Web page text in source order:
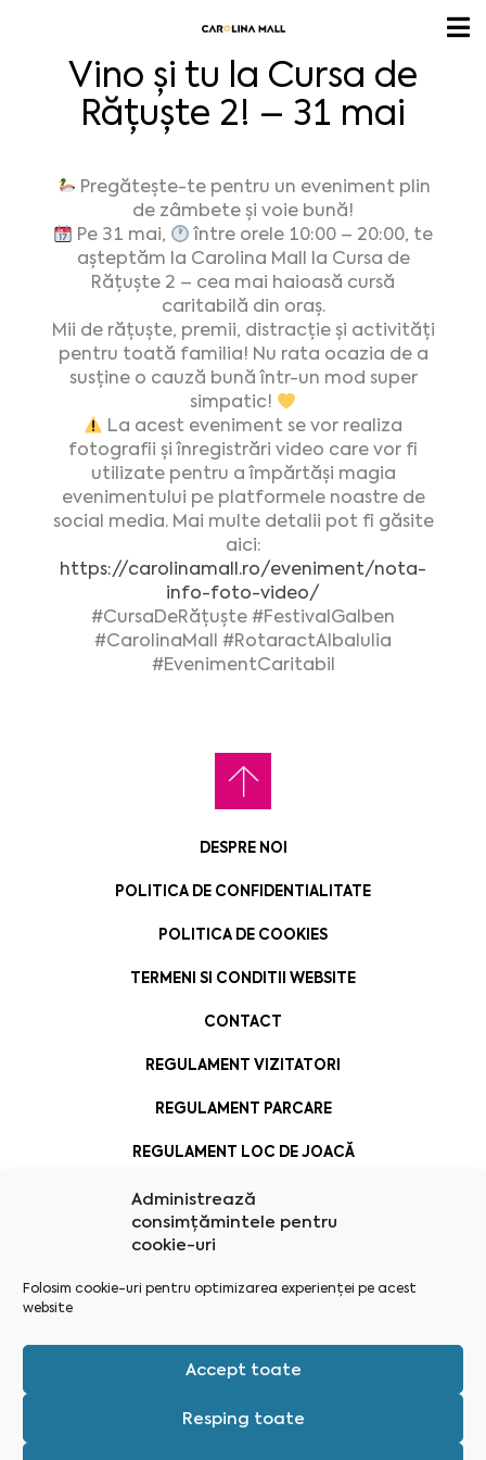
Administrează
consimțămintele pentru
cookie-uri
Folosim cookie-uri pentru optimizarea experienței pe acest
website
Accept toate
Resping toate
Vino și tu la Cursa de
Rățuște 2! – 31 mai
Pregătește-te pentru un eveniment plin
de zâmbete și voie bună!
Pe 31 mai,
între orele 10:00 – 20:00, te
așteptăm la Carolina Mall la Cursa de
Rățuște 2 – cea mai haioasă cursă
caritabilă din oraș.
Mii de rățuște, premii, distracție și activități
pentru toată familia! Nu rata ocazia de a
susține o cauză bună într-un mod super
simpatic!
La acest eveniment se vor realiza
fotografii și înregistrări video care vor fi
utilizate pentru a împărtăși magia
evenimentului pe platformele noastre de
social media. Mai multe detalii pot fi găsite
aici:
https://carolinamall.ro/eveniment/nota-
info-foto-video/
#CursaDeRățuște #FestivalGalben
#CarolinaMall #RotaractAlbaIulia
#EvenimentCaritabil
DESPRE NOI
POLITICA DE CONFIDENTIALITATE
POLITICA DE COOKIES
TERMENI SI CONDITII WEBSITE
CONTACT
REGULAMENT VIZITATORI
REGULAMENT PARCARE
REGULAMENT LOC DE JOACĂ